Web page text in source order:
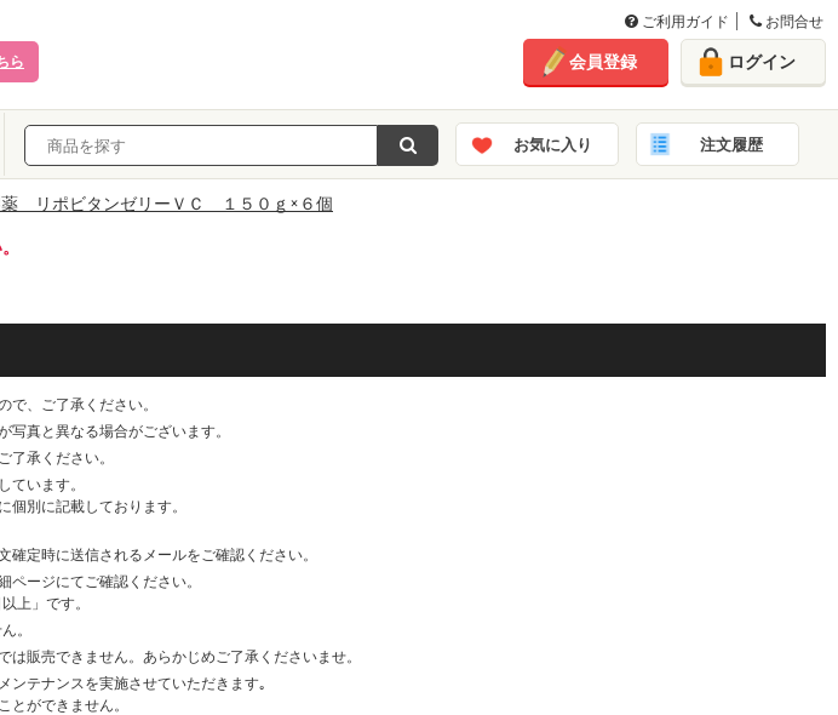
ご利用ガイド お問合せ
ら 会員登録 ログイン
お気に入り 注文履歴
薬 リポビタンゼリーＶＣ １５０ｇ×６個
、ご了承ください。
真と異なる場合がございます。
承ください。
ています。
別に記載しております。
定時に送信されるメールをご確認ください。
ージにてご確認ください。
上」です。
。
は販売できません。あらかじめご了承くださいませ。
ンテナンスを実施させていただきます｡
とができません。